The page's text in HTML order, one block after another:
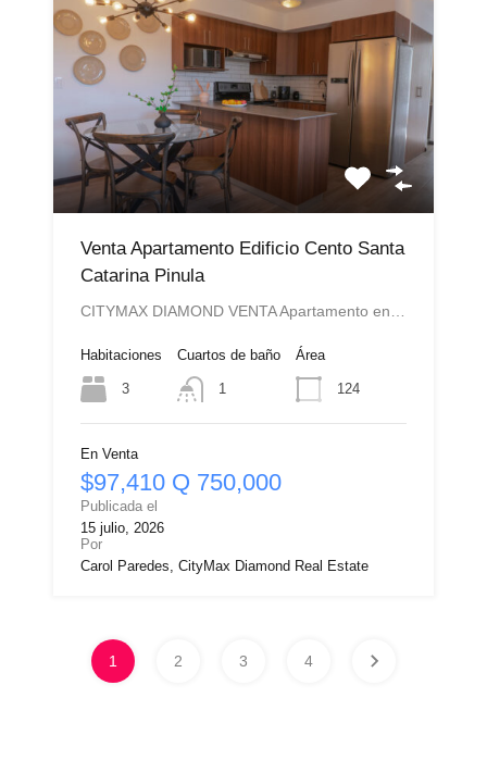
Venta Apartamento Edificio Cento Santa
Catarina Pinula
CITYMAX DIAMOND VENTA Apartamento en…
Habitaciones
3
Cuartos de baño
1
Área
124
En Venta
$97,410 Q 750,000
Publicada el
15 julio, 2026
Por
Carol Paredes, CityMax Diamond Real Estate
1 2 3 4